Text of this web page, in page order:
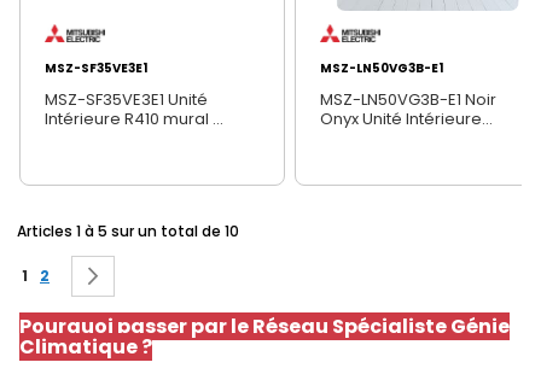
MSZ-SF35VE3E1
MSZ-SF35VE3E1 Unité
Intérieure R410 mural ...
MSZ-LN50VG3B-E1
MSZ-LN50VG3B-E1 Noir
Onyx Unité Intérieure...
Articles 1 à 5 sur un total de 10
Page
Vous lisez actuellement la page
1 Page
2
Pourquoi passer par le Réseau Spécialiste Génie
Climatique ?